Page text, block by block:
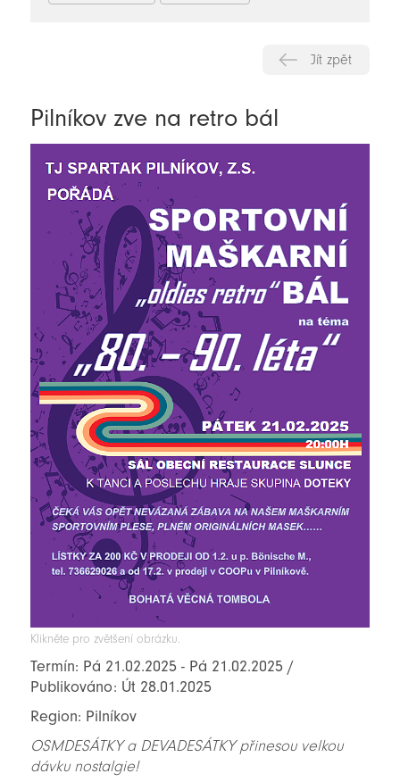
Jít zpět
Pilníkov zve na retro bál
Klikněte pro zvětšení obrázku.
Termín: Pá 21.02.2025 - Pá 21.02.2025 /
Publikováno: Út 28.01.2025
Region: Pilníkov
OSMDESÁTKY a DEVADESÁTKY přinesou velkou
dávku nostalgie!